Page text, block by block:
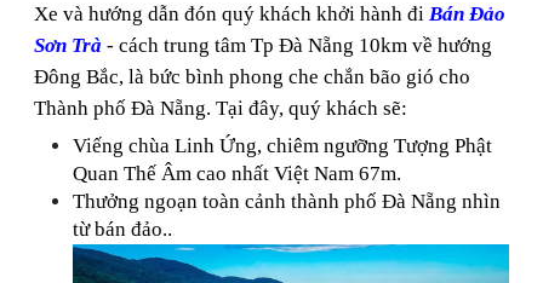
Xe và hướng dẫn đón quý khách khởi hành đi Bán Đảo
Sơn Trà - cách trung tâm Tp Đà Nẵng 10km về hướng
Đông Bắc, là bức bình phong che chắn bão gió cho
Thành phố Đà Nẵng. Tại đây, quý khách sẽ:
Viếng chùa Linh Ứng, chiêm ngưỡng Tượng Phật
Quan Thế Âm cao nhất Việt Nam 67m.
Thưởng ngoạn toàn cảnh thành phố Đà Nẵng nhìn
từ bán đảo..